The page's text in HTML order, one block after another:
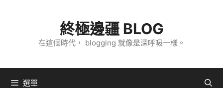
內
終極邊疆 BLOG
在這個時代， blogging 就像是深呼吸一樣。
選單